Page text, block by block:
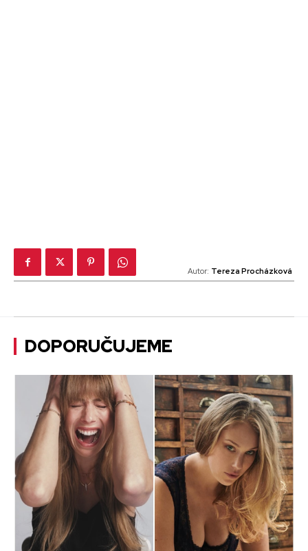
Autor: Tereza Procházková
DOPORUČUJEME